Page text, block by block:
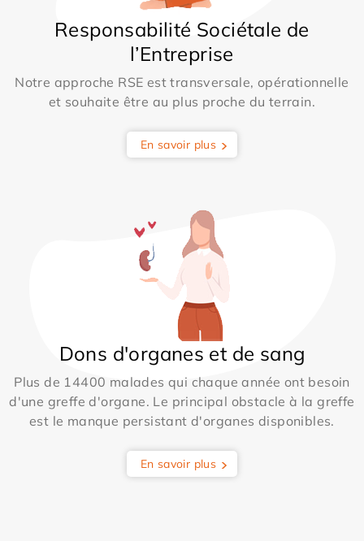
Responsabilité Sociétale de
l’Entreprise
Notre approche RSE est transversale, opérationnelle
et souhaite être au plus proche du terrain.
En savoir plus
Dons d'organes et de sang
Plus de 14400 malades qui chaque année ont besoin
d'une greffe d'organe. Le principal obstacle à la greffe
est le manque persistant d'organes disponibles.
En savoir plus